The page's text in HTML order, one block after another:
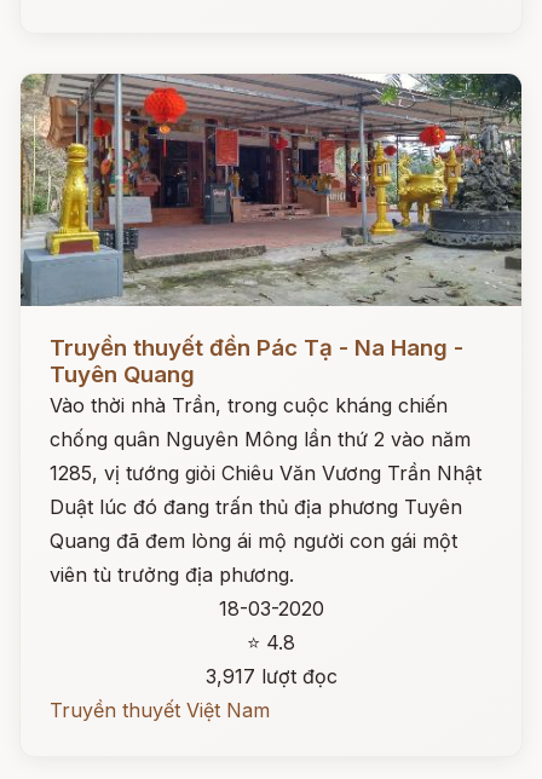
Đọc ngay
Truyền thuyết đền Pác Tạ - Na Hang -
Tuyên Quang
Vào thời nhà Trần, trong cuộc kháng chiến
chống quân Nguyên Mông lần thứ 2 vào năm
1285, vị tướng giỏi Chiêu Văn Vương Trần Nhật
Duật lúc đó đang trấn thủ địa phương Tuyên
Quang đã đem lòng ái mộ người con gái một
viên tù trưởng địa phương.
18-03-2020
⭐ 4.8
3,917 lượt đọc
Truyền thuyết Việt Nam